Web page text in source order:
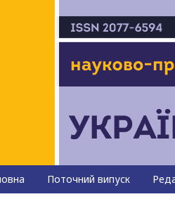
Поточний випуск